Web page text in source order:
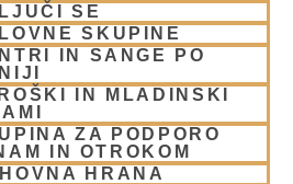
SE
SKUPINE
IN SANGE PO
IN MLADINSKI
ZA PODPORO
IN OTROKOM
HRANA
študij na škotski
in se leta 1918 poročil,
uspešno